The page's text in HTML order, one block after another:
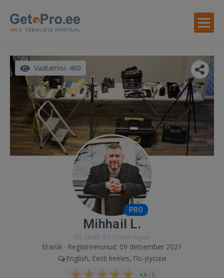
Vaatamisi: 460
PRO
Mihhail L.
Oli saidil: 4 h 29 min tagasi
Eraisik · Registreerunud: 09 detsember 2021
English, Eesti keeles, По-русски
4,8 / 5